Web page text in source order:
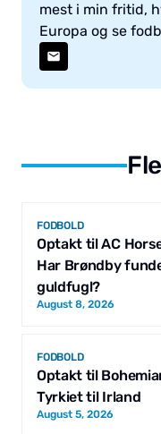
mest i min fritid,
Europa og se
FODBOLD
Optakt til AC
Har Brøndby
guldfugl?
August 8, 2026
FODBOLD
Optakt til
Tyrkiet til Irland
August 5, 2026